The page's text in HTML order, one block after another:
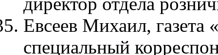
Евсеев Михаил, газета
специальный